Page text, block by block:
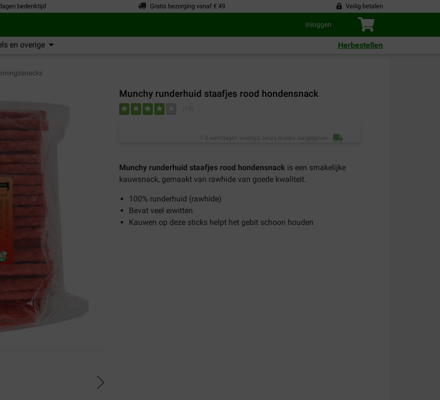
bedenktijd Gratis bezorging vanaf € 49 Veilig betalen
Inloggen
en overige Herbestellen
Munchy runderhuid staafjes rood hondensnack
1-3 werkdagen levertijd, tenzij anders aangegeven
Munchy runderhuid staafjes rood hondensnack is een smakelijke
kauwsnack, gemaakt van rawhide van goede kwaliteit.
100% runderhuid (rawhide)
Bevat veel eiwitten
Kauwen op deze sticks helpt het gebit schoon houden